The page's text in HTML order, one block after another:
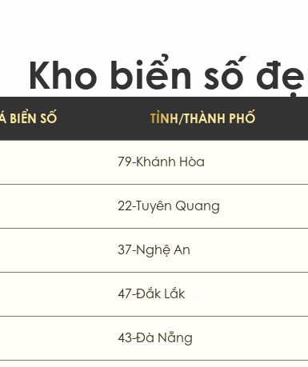
Kho biển số
BIỂN SỐ TỈNH/THÀNH PHỐ
79-Khánh Hòa
22-Tuyên Quang
37-Nghệ An
47-Đắk Lắk
43-Đà Nẵng